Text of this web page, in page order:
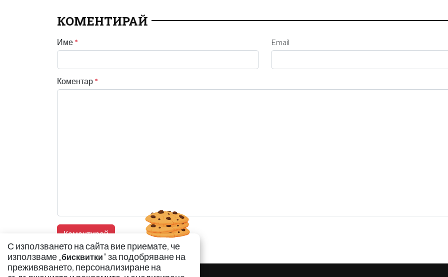
КОМЕНТИРАЙ
Име * Email
Коментар *
С използването на сайта вие приемате, че
използваме „бисквитки" за подобряване на
преживяването, персонализиране на